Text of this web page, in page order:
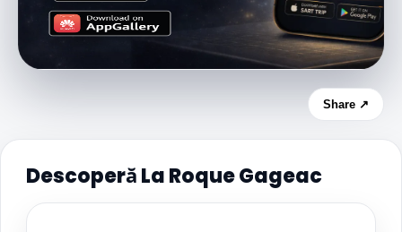
Share ↗
Descoperă La Roque Gageac